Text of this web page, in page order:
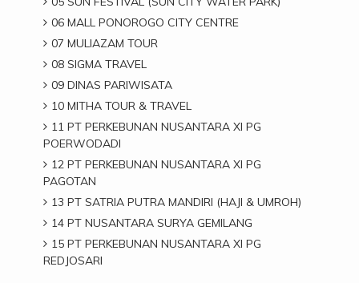
06 MALL PONOROGO CITY CENTRE
07 MULIAZAM TOUR
08 SIGMA TRAVEL
09 DINAS PARIWISATA
10 MITHA TOUR & TRAVEL
11 PT PERKEBUNAN NUSANTARA XI PG
POERWODADI
12 PT PERKEBUNAN NUSANTARA XI PG
PAGOTAN
13 PT SATRIA PUTRA MANDIRI (HAJI & UMROH)
14 PT NUSANTARA SURYA GEMILANG
15 PT PERKEBUNAN NUSANTARA XI PG
REDJOSARI